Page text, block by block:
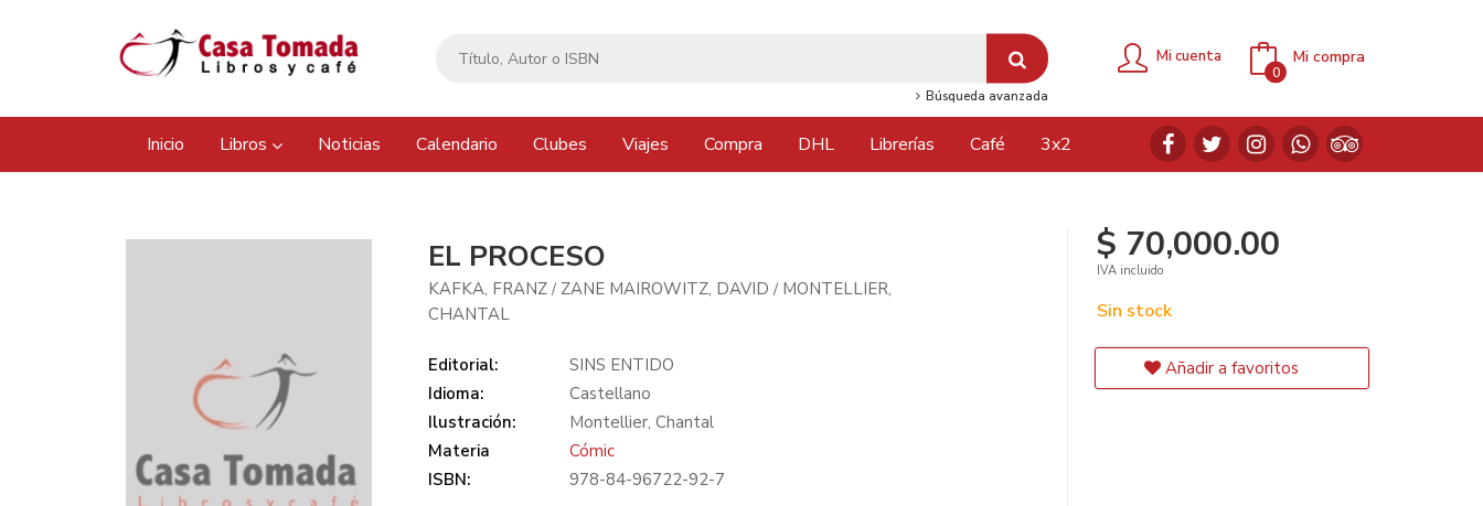
Búsqueda avanzada
Mi cuenta Mi compra
0
Inicio Libros Noticias Calendario Clubes Viajes Compra DHL Librerías Café 3x2
EL PROCESO
KAFKA, FRANZ / ZANE MAIROWITZ, DAVID / MONTELLIER,
CHANTAL
Editorial:
SINS ENTIDO
Idioma:
Castellano
Ilustración:
Montellier, Chantal
Materia
Cómic
ISBN:
978-84-96722-92-7
$ 70,000.00
IVA incluido
Sin stock
Añadir a favoritos